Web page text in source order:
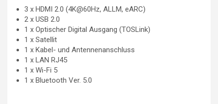
3 x HDMI 2.0 (4K@60Hz, ALLM, eARC)
2 x USB 2.0
1 x Optischer Digital Ausgang (TOSLink)
1 x Satellit
1 x Kabel- und Antennenanschluss
1 x LAN RJ45
1 x Wi-Fi 5
1 x Bluetooth Ver. 5.0